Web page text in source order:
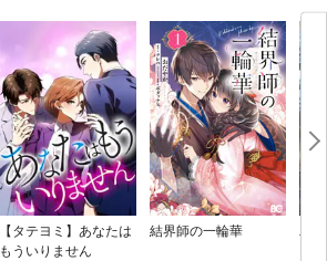
【タテヨミ】あなたは
もういりません
結界師の一輪華
バ